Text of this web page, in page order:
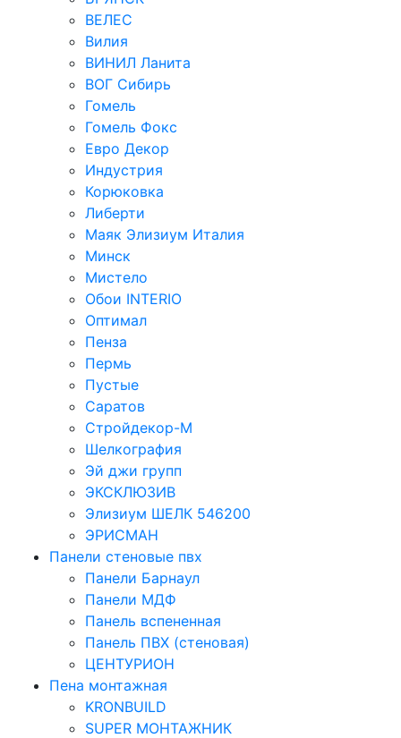
ВЕЛЕС
Вилия
ВИНИЛ Ланита
ВОГ Сибирь
Гомель
Гомель Фокс
Евро Декор
Индустрия
Корюковка
Либерти
Маяк Элизиум Италия
Минск
Мистело
Обои INTERIO
Оптимал
Пенза
Пермь
Пустые
Саратов
Стройдекор-М
Шелкография
Эй джи групп
ЭКСКЛЮЗИВ
Элизиум ШЕЛК 546200
ЭРИСМАН
Панели стеновые пвх
Панели Барнаул
Панели МДФ
Панель вспененная
Панель ПВХ (стеновая)
ЦЕНТУРИОН
Пена монтажная
KRONBUILD
SUPER МОНТАЖНИК